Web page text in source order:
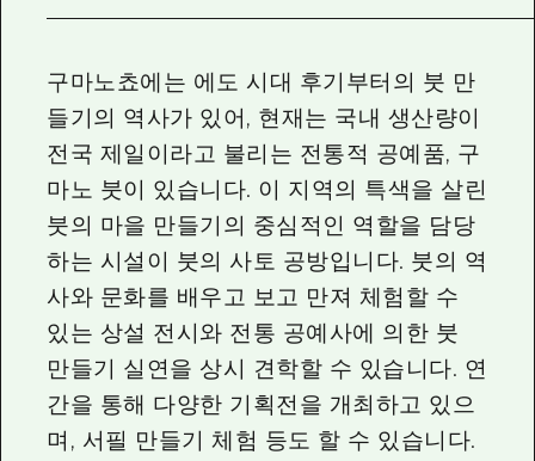
구마노쵸에는 에도 시대 후기부터의 붓 만
들기의 역사가 있어, 현재는 국내 생산량이
전국 제일이라고 불리는 전통적 공예품, 구
마노 붓이 있습니다. 이 지역의 특색을 살린
붓의 마을 만들기의 중심적인 역할을 담당
하는 시설이 붓의 사토 공방입니다. 붓의 역
사와 문화를 배우고 보고 만져 체험할 수
있는 상설 전시와 전통 공예사에 의한 붓
만들기 실연을 상시 견학할 수 있습니다. 연
간을 통해 다양한 기획전을 개최하고 있으
며, 서필 만들기 체험 등도 할 수 있습니다.